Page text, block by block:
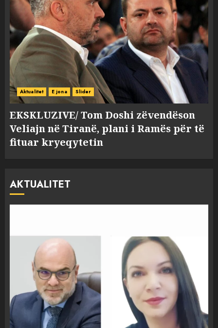
Aktualitet E jona Slider
EKSKLUZIVE/ Tom Doshi zëvendëson
Veliajn në Tiranë, plani i Ramës për të
fituar kryeqytetin
AKTUALITET